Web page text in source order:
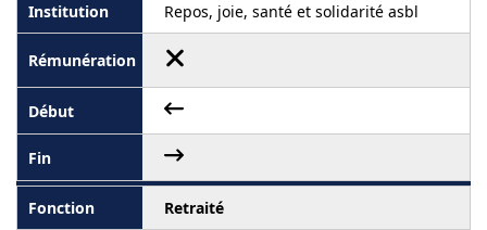
Repos, joie, santé et solidarité asbl
Retraité